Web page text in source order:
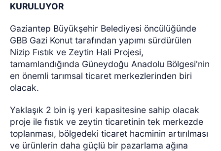
KURULUYOR
Gaziantep Büyükşehir Belediyesi öncülüğünde
GBB Gazi Konut tarafından yapımı sürdürülen
Nizip Fıstık ve Zeytin Hali Projesi,
tamamlandığında Güneydoğu Anadolu Bölgesi'nin
en önemli tarımsal ticaret merkezlerinden biri
olacak.
Yaklaşık 2 bin iş yeri kapasitesine sahip olacak
proje ile fıstık ve zeytin ticaretinin tek merkezde
toplanması, bölgedeki ticaret hacminin artırılması
ve ürünlerin daha güçlü bir pazarlama ağına